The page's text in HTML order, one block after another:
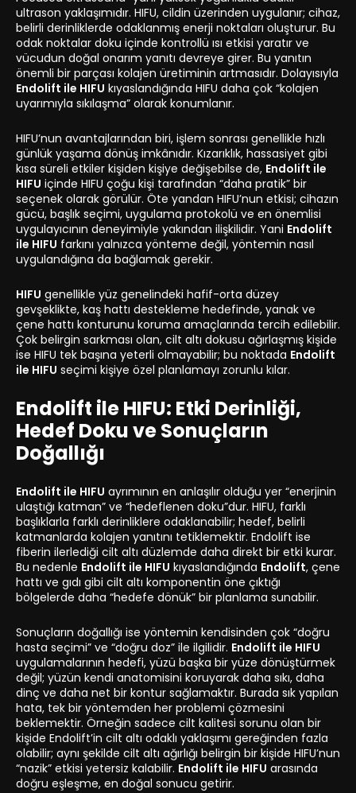
ultrason yaklaşımıdır. HIFU, cildin üzerinden uygulanır; cihaz,
belirli derinliklerde odaklanmış enerji noktaları oluşturur. Bu
odak noktalar doku içinde kontrollü ısı etkisi yaratır ve
vücudun doğal onarım yanıtı devreye girer. Bu yanıtın
önemli bir parçası kolajen üretiminin artmasıdır. Dolayısıyla
Endolift ile HIFU kıyaslandığında HIFU daha çok “kolajen
uyarımıyla sıkılaşma” olarak konumlanır.
HIFU’nun avantajlarından biri, işlem sonrası genellikle hızlı
günlük yaşama dönüş imkânıdır. Kızarıklık, hassasiyet gibi
kısa süreli etkiler kişiden kişiye değişebilse de, Endolift ile
HIFU içinde HIFU çoğu kişi tarafından “daha pratik” bir
seçenek olarak görülür. Öte yandan HIFU’nun etkisi; cihazın
gücü, başlık seçimi, uygulama protokolü ve en önemlisi
uygulayıcının deneyimiyle yakından ilişkilidir. Yani Endolift
ile HIFU farkını yalnızca yönteme değil, yöntemin nasıl
uygulandığına da bağlamak gerekir.
HIFU genellikle yüz genelindeki hafif-orta düzey
gevşeklikte, kaş hattı destekleme hedefinde, yanak ve
çene hattı konturunu koruma amaçlarında tercih edilebilir.
Çok belirgin sarkması olan, cilt altı dokusu ağırlaşmış kişide
ise HIFU tek başına yeterli olmayabilir; bu noktada Endolift
ile HIFU seçimi kişiye özel planlamayı zorunlu kılar.
Endolift ile HIFU: Etki Derinliği,
Hedef Doku ve Sonuçların
Doğallığı
Endolift ile HIFU ayrımının en anlaşılır olduğu yer “enerjinin
ulaştığı katman” ve “hedeflenen doku”dur. HIFU, farklı
başlıklarla farklı derinliklere odaklanabilir; hedef, belirli
katmanlarda kolajen yanıtını tetiklemektir. Endolift ise
fiberin ilerlediği cilt altı düzlemde daha direkt bir etki kurar.
Bu nedenle Endolift ile HIFU kıyaslandığında Endolift, çene
hattı ve gıdı gibi cilt altı komponentin öne çıktığı
bölgelerde daha “hedefe dönük” bir planlama sunabilir.
Sonuçların doğallığı ise yöntemin kendisinden çok “doğru
hasta seçimi” ve “doğru doz” ile ilgilidir. Endolift ile HIFU
uygulamalarının hedefi, yüzü başka bir yüze dönüştürmek
değil; yüzün kendi anatomisini koruyarak daha sıkı, daha
dinç ve daha net bir kontur sağlamaktır. Burada sık yapılan
hata, tek bir yöntemden her problemi çözmesini
beklemektir. Örneğin sadece cilt kalitesi sorunu olan bir
kişide Endolift’in cilt altı odaklı yaklaşımı gereğinden fazla
olabilir; aynı şekilde cilt altı ağırlığı belirgin bir kişide HIFU’nun
“nazik” etkisi yetersiz kalabilir. Endolift ile HIFU arasında
doğru eşleşme, en doğal sonucu getirir.